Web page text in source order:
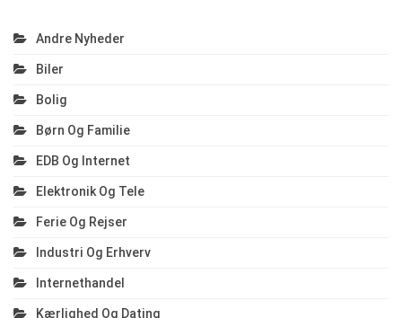
Andre Nyheder
Biler
Bolig
Børn Og Familie
EDB Og Internet
Elektronik Og Tele
Ferie Og Rejser
Industri Og Erhverv
Internethandel
Kærlighed Og Dating